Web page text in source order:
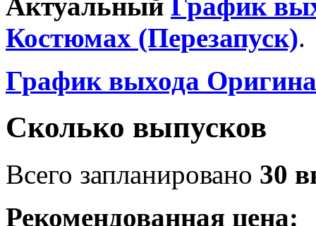
Костюмах (Перезапуск).
График выхода
Сколько выпусков
Всего запланировано 30
Рекомендованная цена: